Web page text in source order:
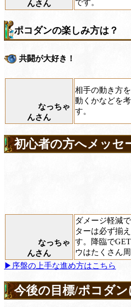
んさん です。
ポコダンの楽しみ方は？
共闘が大好き！
なっちゃ
んさん
相手の動き方
動くかなどを
す。
初心者の方へメッセ
なっちゃ
んさん
ダメージ軽減
ターは必ず揃
す。降臨で
ウはたくさん
▶序盤の上手な進め方はこちら
今後の目標/ポコダ